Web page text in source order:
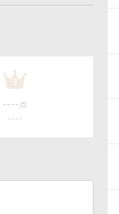
3
---- 点
----